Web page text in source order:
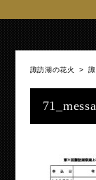
諏訪湖の花火 >